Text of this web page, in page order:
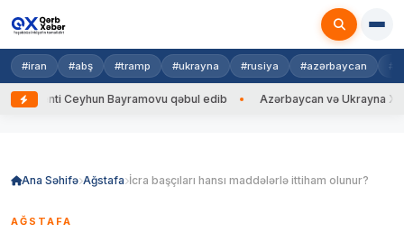
#iran #abş #tramp #ukrayna #rusiya #azərbaycan
Ceyhun Bayramovu qəbul edib Azərbaycan və Ukrayna XİN
Ana Səhifə Ağstafa İcra başçıları hansı maddələrlə ittiham olunur?
AĞSTAFA